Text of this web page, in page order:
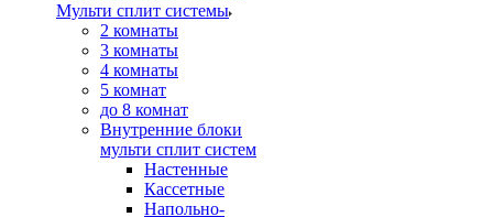
Мульти сплит системы
2 комнаты
3 комнаты
4 комнаты
5 комнат
до 8 комнат
Внутренние блоки
мульти сплит систем
Настенные
Кассетные
Напольно-